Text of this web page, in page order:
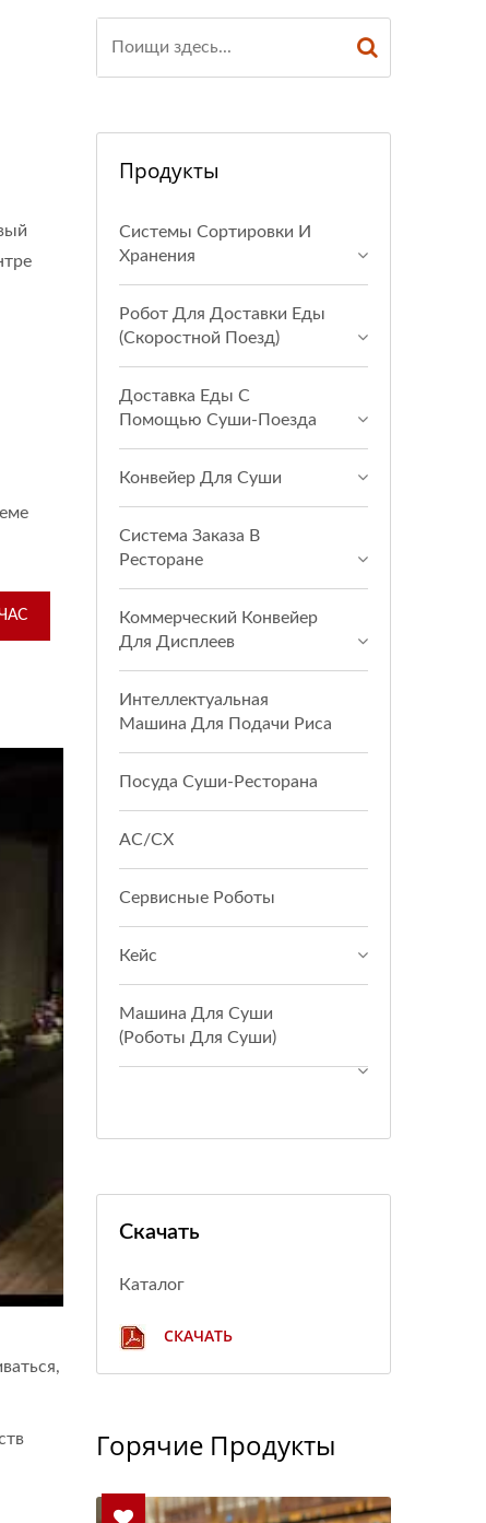
Продукты
Системы Сортировки И
Хранения
Робот Для Доставки Еды
(Скоростной Поезд)
Доставка Еды С
Помощью Суши-Поезда
Конвейер Для Суши
Система Заказа В
Ресторане
Коммерческий Конвейер
Для Дисплеев
Интеллектуальная
Машина Для Подачи Риса
Посуда Суши-Ресторана
АС/СХ
Сервисные Роботы
Кейс
Машина Для Суши
(Роботы Для Суши)
Скачать
Каталог
СКАЧАТЬ
Горячие Продукты